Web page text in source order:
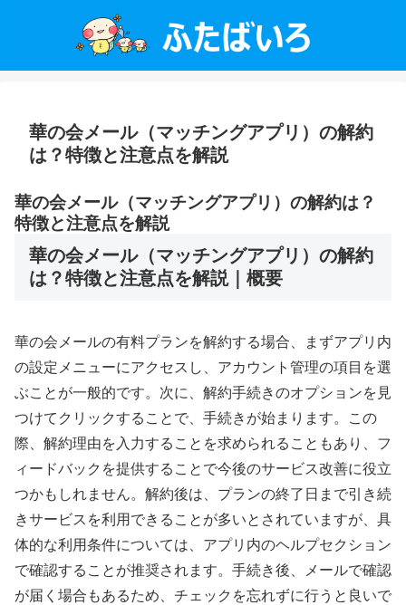
華の会メール（マッチングアプリ）の解約
は？特徴と注意点を解説
華の会メール（マッチングアプリ）の解約は？
特徴と注意点を解説
華の会メール（マッチングアプリ）の解約
は？特徴と注意点を解説｜概要
華の会メールの有料プランを解約する場合、まずアプリ内
の設定メニューにアクセスし、アカウント管理の項目を選
ぶことが一般的です。次に、解約手続きのオプションを見
つけてクリックすることで、手続きが始まります。この
際、解約理由を入力することを求められることもあり、フ
ィードバックを提供することで今後のサービス改善に役立
つかもしれません。解約後は、プランの終了日まで引き続
きサービスを利用できることが多いとされていますが、具
体的な利用条件については、アプリ内のヘルプセクション
で確認することが推奨されます。手続き後、メールで確認
が届く場合もあるため、チェックを忘れずに行うと良いで